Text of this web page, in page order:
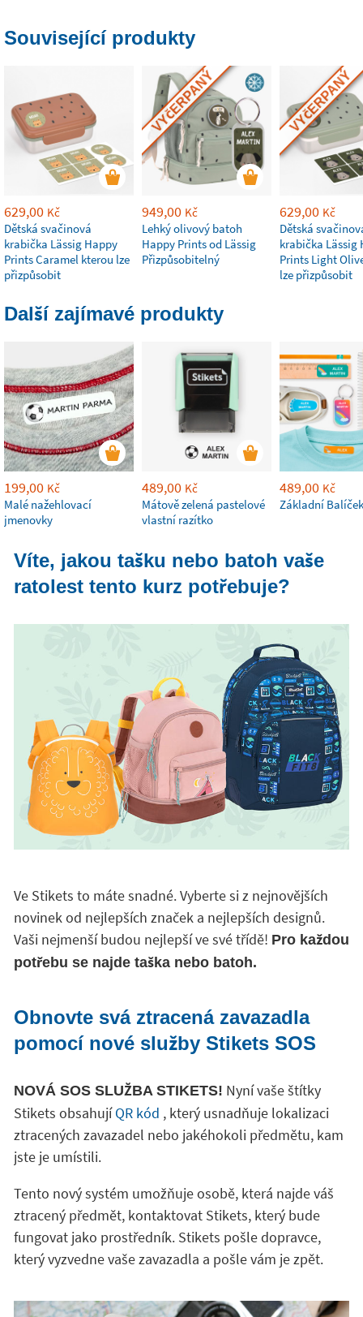
Související produkty
629,00 Kč
Dětská svačinová
krabička Lässig Happy
Prints Caramel kterou lze
přizpůsobit
VYČERPANÝ
949,00 Kč
Lehký olivový batoh
Happy Prints od Lässig
Přizpůsobitelný
VYČERPANÝ
629,00 Kč
Dětská
krabička Lässig
Prints Light
lze přizpůsobit
Další zajímavé produkty
199,00 Kč
Malé nažehlovací
jmenovky
489,00 Kč
Mátově zelená pastelové
vlastní razítko
489,00 Kč
Základní Balíček
Víte, jakou tašku nebo batoh vaše
ratolest tento kurz potřebuje?
Ve Stikets to máte snadné. Vyberte si z nejnovějších
novinek od nejlepších značek a nejlepších designů.
Vaši nejmenší budou nejlepší ve své třídě! Pro každou
potřebu se najde taška nebo batoh.
Obnovte svá ztracená zavazadla
pomocí nové služby Stikets SOS
NOVÁ SOS SLUŽBA STIKETS! Nyní vaše štítky
Stikets obsahujíQR kód , který usnadňuje lokalizaci
ztracených zavazadel nebo jakéhokoli předmětu, kam
jste je umístili.
Tento nový systém umožňuje osobě, která najde váš
ztracený předmět, kontaktovat Stikets, který bude
fungovat jako prostředník. Stikets pošle dopravce,
který vyzvedne vaše zavazadla a pošle vám je zpět.